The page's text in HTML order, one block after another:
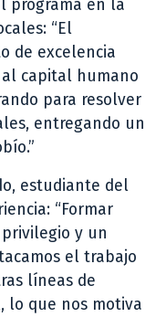
programa en la
“El
de excelencia
al capital humano
para resolver
entregando un
estudiante del
“Formar
y un
el trabajo
líneas de
lo que nos motiva